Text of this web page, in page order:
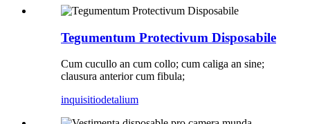
Tegumentum Protectivum Disposabile
Cum cucullo an cum collo; cum caliga an sine;
clausura anterior cum fibula;
inquisitiodetalium